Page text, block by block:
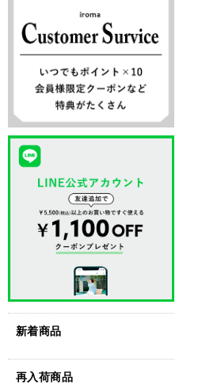
新着商品
再入荷商品